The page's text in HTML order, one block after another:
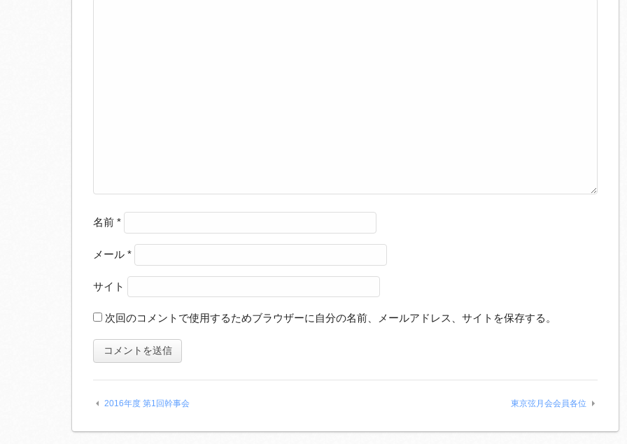
名前 *
メール *
サイト
次回のコメントで使用するためブラウザーに自分の名前、メールアドレス、サイトを保存する。
2016年度 第1回幹事会 東京弦月会会員各位